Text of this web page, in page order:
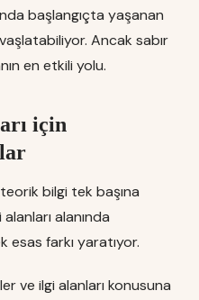
başlangıçta yaşanan
Ancak sabır
en etkili yolu.
için
bilgi tek başına
alanında
farkı yaratıyor.
ve ilgi alanları konusuna